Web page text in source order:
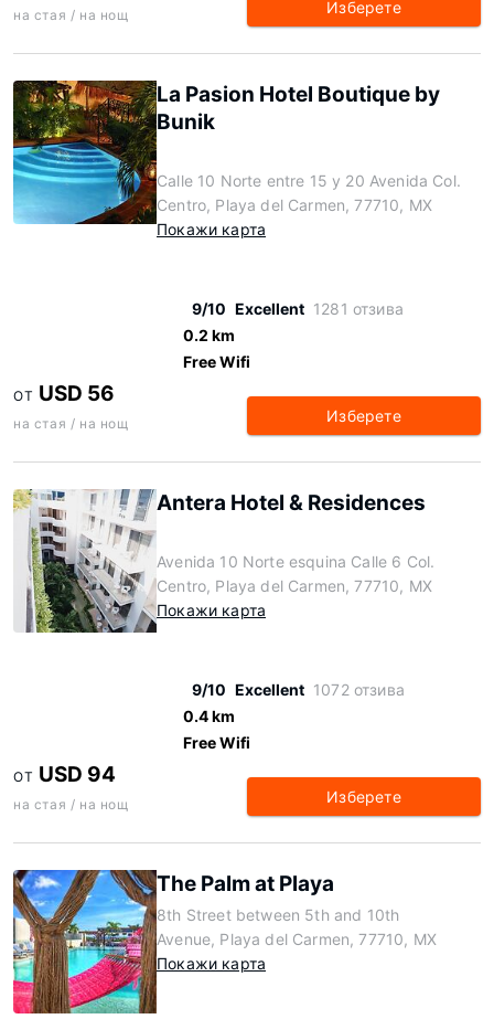
на стая / на нощ Изберете
La Pasion Hotel Boutique by
Bunik
Calle 10 Norte entre 15 y 20 Avenida Col.
Centro, Playa del Carmen, 77710, MX
Покажи карта
9/10 Excellent 1281 отзива
0.2 km
Free Wifi
ОТ USD 56
на стая / на нощ Изберете
Antera Hotel & Residences
Avenida 10 Norte esquina Calle 6 Col.
Centro, Playa del Carmen, 77710, MX
Покажи карта
9/10 Excellent 1072 отзива
0.4 km
Free Wifi
ОТ USD 94
на стая / на нощ Изберете
The Palm at Playa
8th Street between 5th and 10th
Avenue, Playa del Carmen, 77710, MX
Покажи карта